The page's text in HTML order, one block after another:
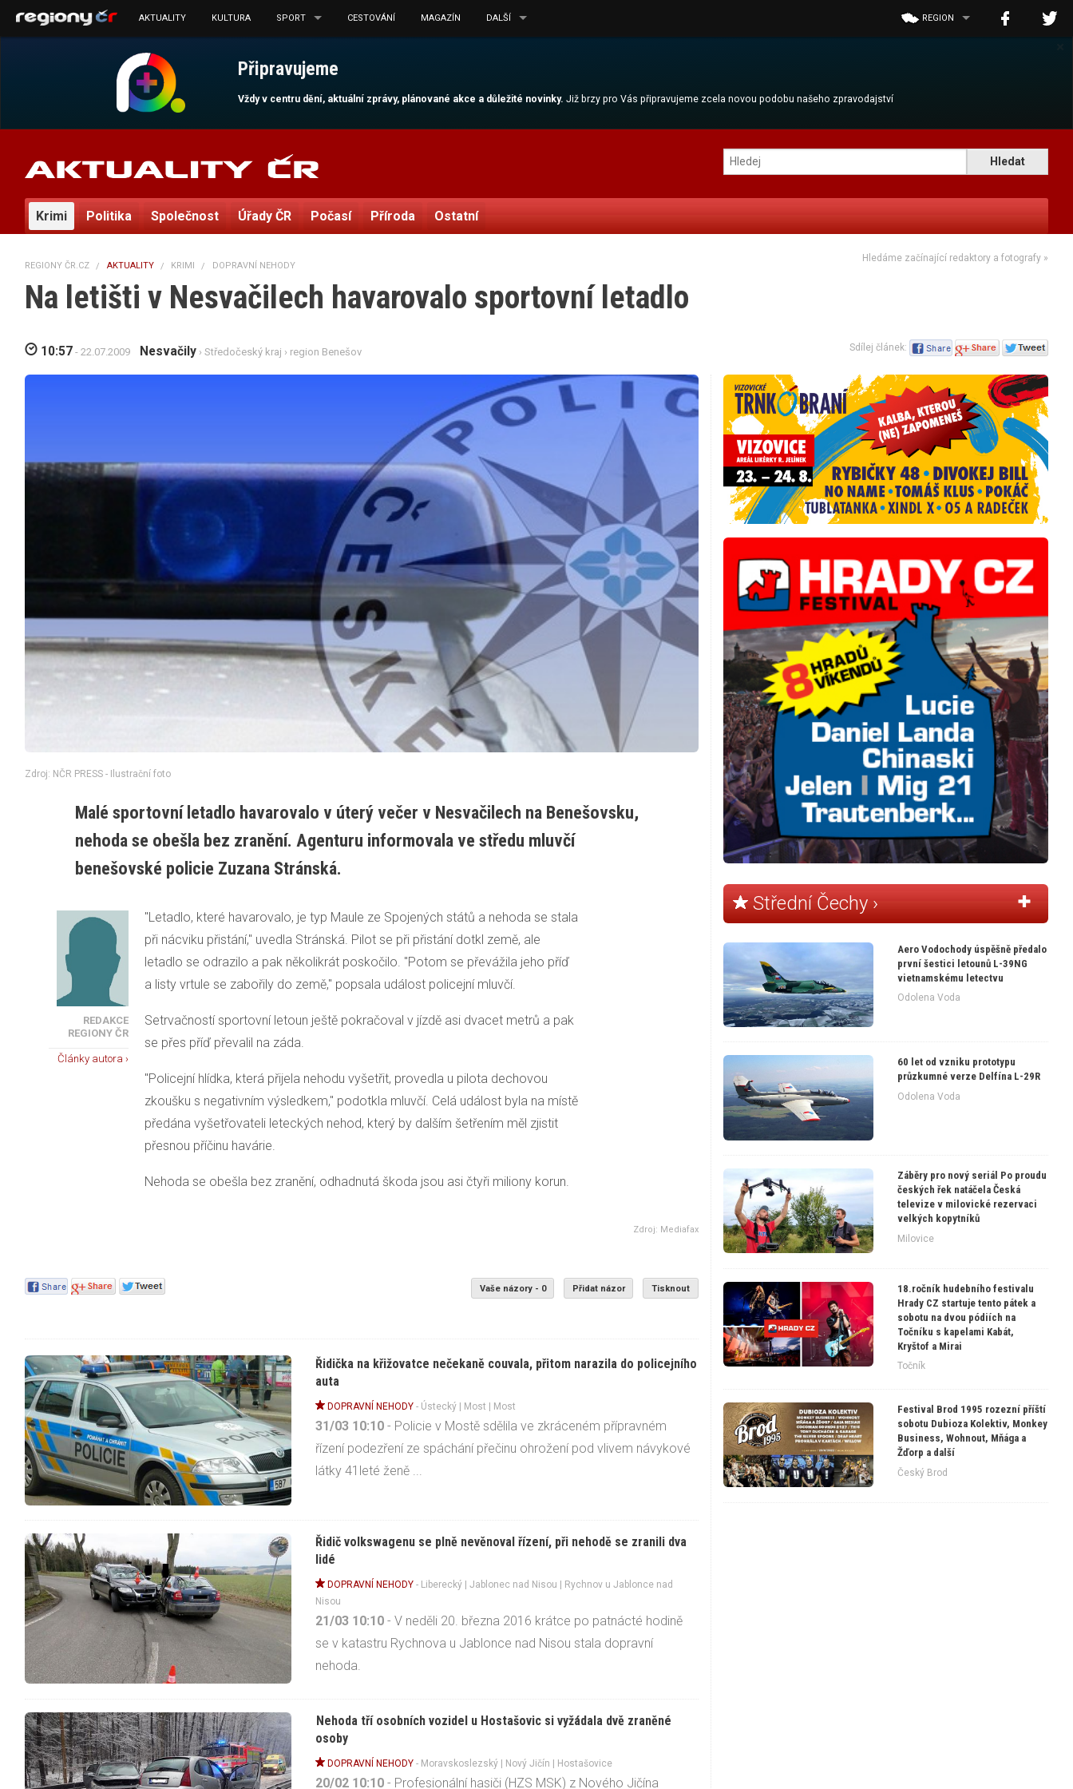
Připravujeme
Vždy v centru dění, aktuální zprávy, plánované akce a důležité novinky.Již brzy pro Vás připravujeme zcela novou podobu našeho zpravodajství
AKTUALITY KULTURA SPORT CESTOVÁNÍ MAGAZÍN DALŠÍ REGION
Krimi Politika Společnost Úřady ČR Počasí Příroda Ostatní
REGIONY ČR.CZ AKTUALITY KRIMI DOPRAVNÍ NEHODY
Hledáme začínající redaktory a fotografy »
Na letišti v Nesvačilech havarovalo sportovní letadlo
10:57 - 22.07.2009 Nesvačily › Středočeský kraj › region Benešov Sdílej článek:
Zdroj: NČR PRESS - Ilustrační foto
Malé sportovní letadlo havarovalo v úterý večer v Nesvačilech na Benešovsku,
nehoda se obešla bez zranění. Agenturu informovala ve středu mluvčí
benešovské policie Zuzana Stránská.
REDAKCE
REGIONY ČR
Články autora ›
"Letadlo, které havarovalo, je typ Maule ze Spojených států a nehoda se stala
při nácviku přistání," uvedla Stránská. Pilot se při přistání dotkl země, ale
letadlo se odrazilo a pak několikrát poskočilo. "Potom se převážila jeho příď
a listy vrtule se zabořily do země," popsala událost policejní mluvčí.
Setrvačností sportovní letoun ještě pokračoval v jízdě asi dvacet metrů a pak
se přes příď převalil na záda.
"Policejní hlídka, která přijela nehodu vyšetřit, provedla u pilota dechovou
zkoušku s negativním výsledkem," podotkla mluvčí. Celá událost byla na místě
předána vyšetřovateli leteckých nehod, který by dalším šetřením měl zjistit
přesnou příčinu havárie.
Nehoda se obešla bez zranění, odhadnutá škoda jsou asi čtyři miliony korun.
Zdroj: Mediafax
Vaše názory - 0 Přidat názor Tisknout
Řidička na křižovatce nečekaně couvala, přitom narazila do policejního
auta
DOPRAVNÍ NEHODY - Ústecký Most | Most
31/03 10:10 - Policie v Mostě sdělila ve zkráceném přípravném
řízení podezření ze spáchání přečinu ohrožení pod vlivem návykové
látky 41leté ženě ...
Řidič volkswagenu se plně nevěnoval řízení, při nehodě se zranili dva
lidé
DOPRAVNÍ NEHODY - Liberecký |Jablonec nad Nisou | Rychnov u Jablonce nad
Nisou
21/03 10:10 - V neděli 20. března 2016 krátce po patnácté hodině
se v katastru Rychnova u Jablonce nad Nisou stala dopravní
nehoda.
Nehoda tří osobních vozidel u Hostašovic si vyžádala dvě zraněné
osoby
DOPRAVNÍ NEHODY - Moravskoslezský Nový Jičín | Hostašovice
20/02 10:10 - Profesionální hasiči (HZS MSK) z Nového Jičína
Střední Čechy ›
Aero Vodochody úspěšně předalo
první šestici letounů L-39NG
vietnamskému letectvu
Odolena Voda
60 let od vzniku prototypu
průzkumné verze Delfína L-29R
Odolena Voda
Záběry pro nový seriál Po proudu
českých řek natáčela Česká
televize v milovické rezervaci
velkých kopytníků
Milovice
18.ročník hudebního festivalu
Hrady CZ startuje tento pátek a
sobotu na dvou pódiích na
Točníku s kapelami Kabát,
Kryštof a Mirai
Točník
Festival Brod 1995 rozezní příští
sobotu Dubioza Kolektiv, Monkey
Business, Wohnout, Mňága a
Žďorp a další
Český Brod